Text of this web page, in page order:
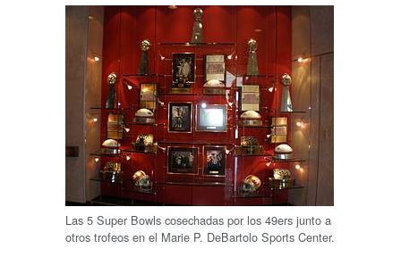
Las 5 Super Bowls cosechadas por los 49ers junto a
otros trofeos en el Marie P. DeBartolo Sports Center.